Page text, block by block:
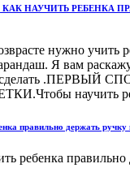
НАУЧИТЬ РЕБЕНКА
нужно учить
Я вам
сделать .ПЕРВЫЙ
научить
правильно держать
ребенка